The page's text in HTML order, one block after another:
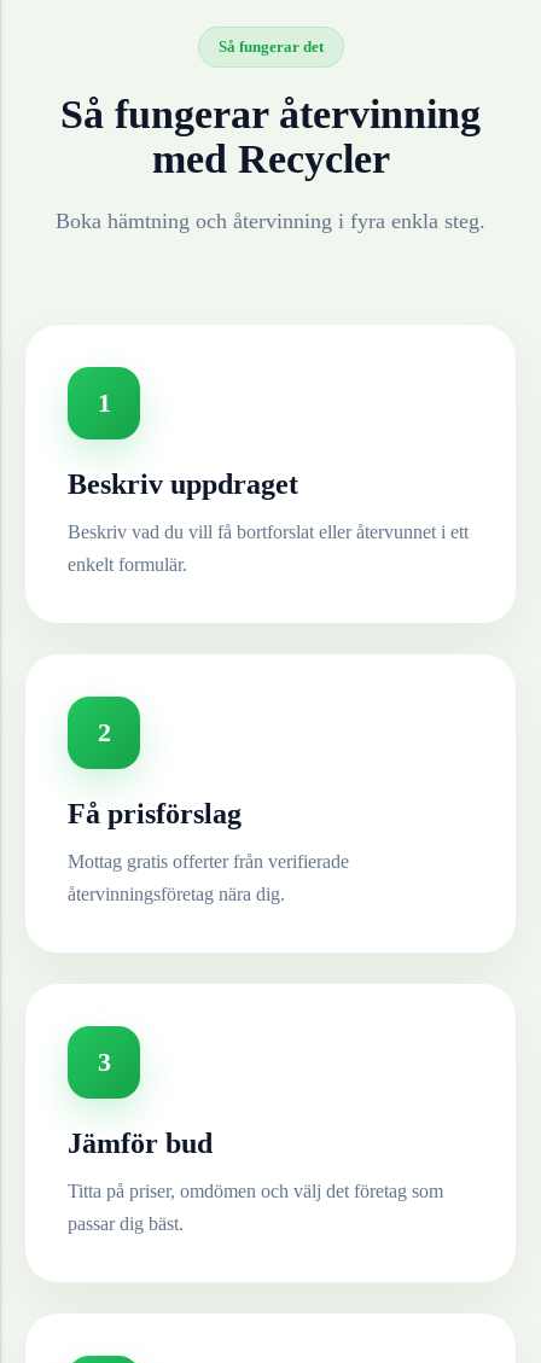
Så fungerar det
Så fungerar återvinning
med Recycler
Boka hämtning och återvinning i fyra enkla steg.
1
Beskriv uppdraget
Beskriv vad du vill få bortforslat eller återvunnet i ett
enkelt formulär.
2
Få prisförslag
Mottag gratis offerter från verifierade
återvinningsföretag nära dig.
3
Jämför bud
Titta på priser, omdömen och välj det företag som
passar dig bäst.